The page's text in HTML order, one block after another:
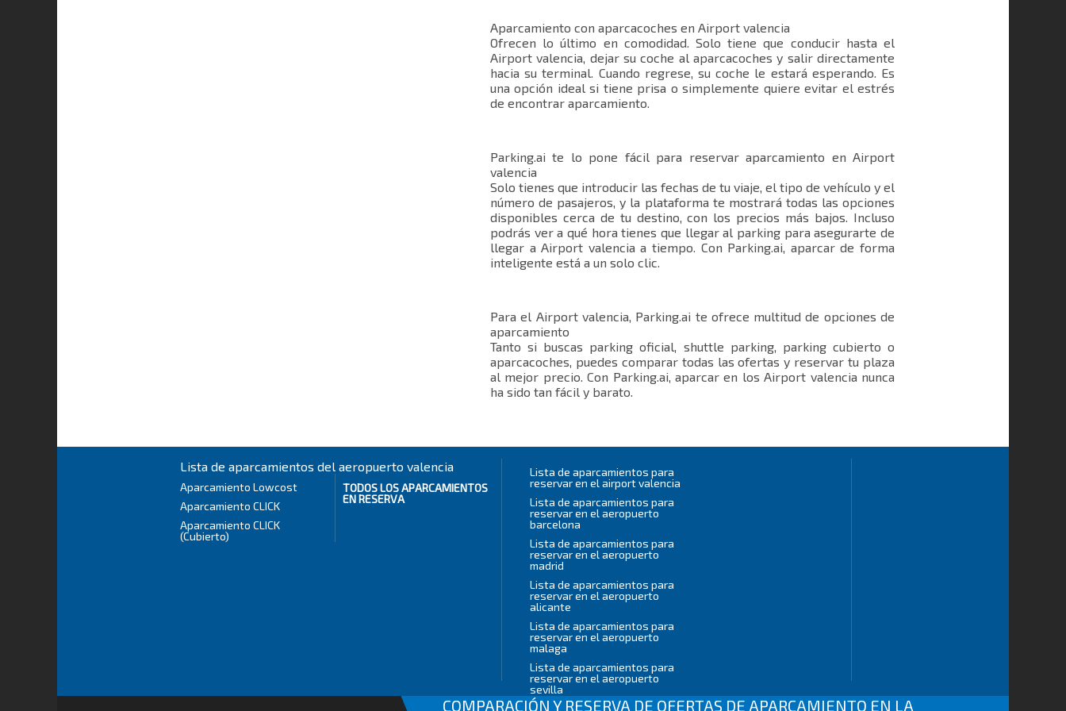
Aparcamiento con aparcacoches en Airport valencia
Ofrecen lo último en comodidad. Solo tiene que conducir hasta el
Airport valencia, dejar su coche al aparcacoches y salir directamente
hacia su terminal. Cuando regrese, su coche le estará esperando. Es
una opción ideal si tiene prisa o simplemente quiere evitar el estrés
de encontrar aparcamiento.
Parking.ai te lo pone fácil para reservar aparcamiento en Airport
valencia
Solo tienes que introducir las fechas de tu viaje, el tipo de vehículo y el
número de pasajeros, y la plataforma te mostrará todas las opciones
disponibles cerca de tu destino, con los precios más bajos. Incluso
podrás ver a qué hora tienes que llegar al parking para asegurarte de
llegar a Airport valencia a tiempo. Con Parking.ai, aparcar de forma
inteligente está a un solo clic.
Para el Airport valencia, Parking.ai te ofrece multitud de opciones de
aparcamiento
Tanto si buscas parking oficial, shuttle parking, parking cubierto o
aparcacoches, puedes comparar todas las ofertas y reservar tu plaza
al mejor precio. Con Parking.ai, aparcar en los Airport valencia nunca
ha sido tan fácil y barato.
Lista de aparcamientos del aeropuerto valencia
Aparcamiento Lowcost
Aparcamiento CLICK
Aparcamiento CLICK
(Cubierto)
TODOS LOSAPARCAMIENTOS
EN RESERVA
Lista de aparcamientos para
reservar en el airport valencia
Lista de aparcamientos para
reservar en el aeropuerto
barcelona
Lista de aparcamientos para
reservar en el aeropuerto
madrid
Lista de aparcamientos para
reservar en el aeropuerto
alicante
Lista de aparcamientos para
reservar en el aeropuerto
malaga
Lista de aparcamientos para
reservar en el aeropuerto
sevilla
COMPARACIÓN Y RESERVA DE OFERTAS DE APARCAMIENTO EN LA